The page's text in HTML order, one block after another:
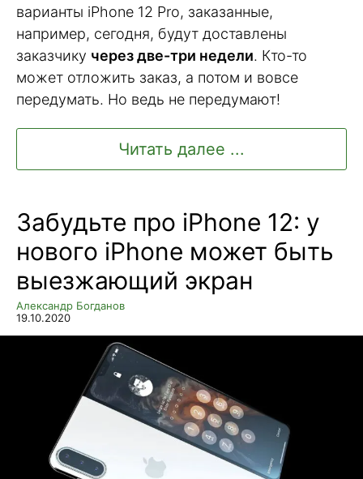
варианты iPhone 12 Pro, заказанные,
например, сегодня, будут доставлены
заказчику через две-три недели. Кто-то
может отложить заказ, а потом и вовсе
передумать. Но ведь не передумают!
Читать далее ...
Забудьте про iPhone 12: у
нового iPhone может быть
выезжающий экран
Александр Богданов
19.10.2020